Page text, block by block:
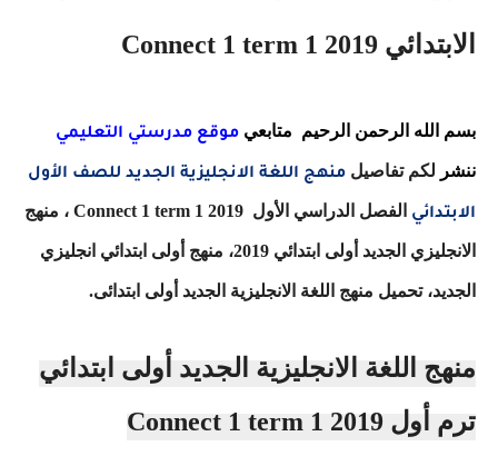
الابتدائي Connect 1 term 1 2019
بسم الله الرحمن الرحيم متابعي موقع مدرستي التعليمي
ننشر لكم تفاصيل منهج اللغة الانجليزية الجديد للصف الأول
الابتدائي الفصل الدراسي الأول Connect 1 term 1 2019 ، منهج
الانجليزي الجديد أولى ابتدائي 2019، منهج أولى ابتدائي انجليزي
الجديد، تحميل منهج اللغة الانجليزية الجديد أولى ابتدائى.
منهج اللغة الانجليزية الجديد أولى ابتدائي
ترم أول Connect 1 term 1 2019